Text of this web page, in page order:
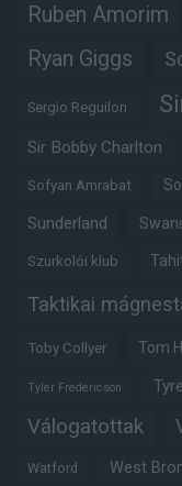
Ruben Amorim
Ryan Giggs
Sergio Reguilon
Sir Bobby Charlton
Sofyan Amrabat
Sunderland
Szurkolói klub
Taktikai
Toby Collyer Tom
Tyler Fredericson
Válogatottak
Watford West